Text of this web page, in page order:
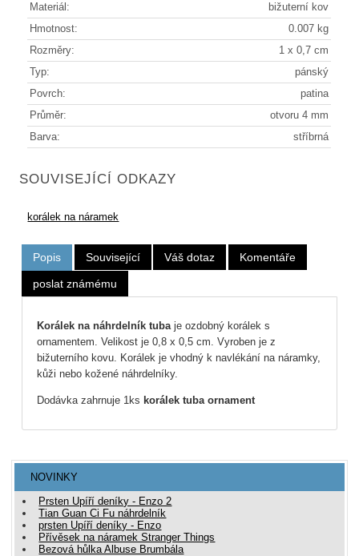
Materiál:
bižuterní kov
Hmotnost:
0.007 kg
Rozměry:
1 x 0,7 cm
Typ:
pánský
Povrch:
patina
Průměr:
otvoru 4 mm
Barva:
stříbrná
SOUVISEJÍCÍ ODKAZY
korálek na náramek
Popis Související Váš dotaz Komentáře
poslat známému
Korálek na náhrdelník tubaje ozdobný korálek s
ornamentem. Velikost je 0,8 x 0,5 cm. Vyroben je z
bižuterního kovu. Korálek je vhodný k navlékání na náramky,
kůži nebo kožené náhrdelníky.
Dodávka zahrnuje 1ks korálek tuba ornament
NOVINKY
Prsten Upíří deníky - Enzo 2
Tian Guan Ci Fu náhrdelník
prsten Upíří deníky - Enzo
Přívěsek na náramek Stranger Things
Bezová hůlka Albuse Brumbála